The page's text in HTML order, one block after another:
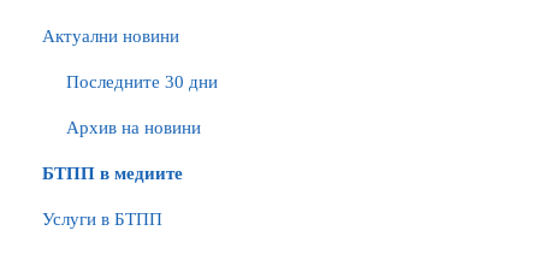
Актуални новини
Последните 30 дни
Архив на новини
БTПП в медиите
Услуги в БТПП